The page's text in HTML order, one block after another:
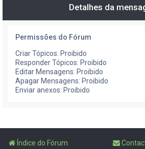
Detalhes da
Permissões do Fórum
Criar Tópicos: Proibido
Responder Tópicos: Proibido
Editar Mensagens: Proibido
Apagar Mensagens: Proibido
Enviar anexos: Proibido
Índice do Fórum